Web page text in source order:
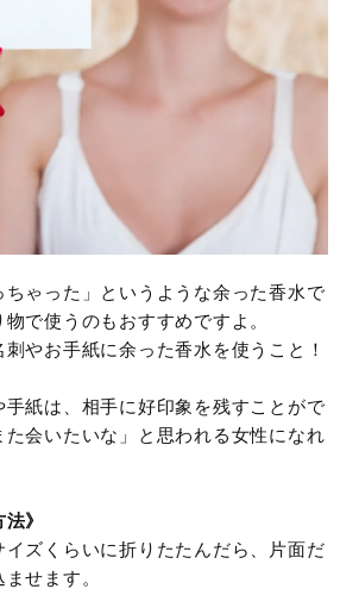
ちゃった」というような余った香水で
で使うのもおすすめですよ。
やお手紙に余った香水を使うこと！
紙は、相手に好印象を残すことがで
た会いたいな」と思われる女性になれ
》
ズくらいに折りたたんだら、片面だ
せます。